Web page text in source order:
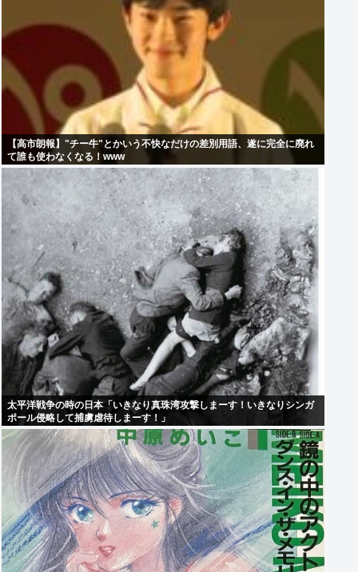
【高市朗報】"チー牛"とかいう不快なだけの差別用語、遂に完全に廃れ
て誰も使わなくなる！www
太平洋戦争の時の日本「いきなり真珠湾攻撃しまーす！いきなりシンガ
ポール侵略して捕虜虐待しまーす！」